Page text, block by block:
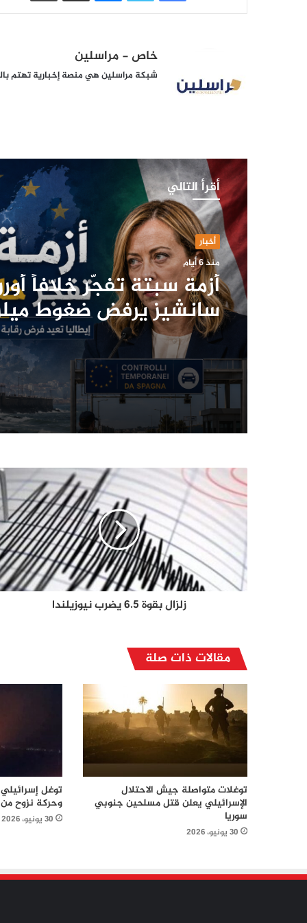
خاص - مراسلين
شبكة مراسلين هي منصة إخبارية تهتم
أقرأ التالي
أخبار
منذ 6 أيام
أزمة سبتة تفجّر خلافاً
سانشيز يرفض ضغوط
ويحذّر من انقسام الاتحاد
الأوروبي
زلزال بقوة 6.5 يضرب نيوزيلندا
مقالات ذات صلة
توغلات متواصلة جيش الاحتلال
الإسرائيلي يعلن قتل مسلحين جنوبي
سوريا
30 يونيو، 2026
توغل
وحركة نزوح
30 يونيو، 2026